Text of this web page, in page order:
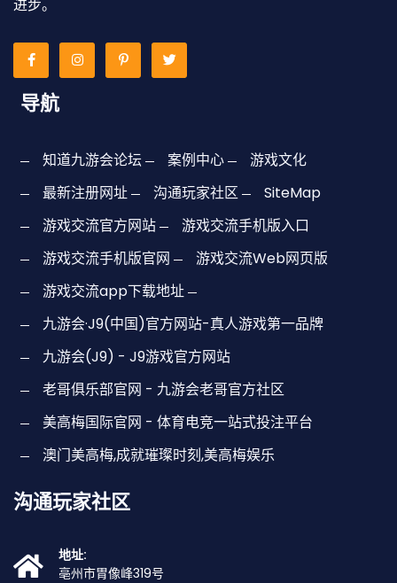
进步。
导航
知道九游会论坛 案例中心
游戏文化
最新注册网址
沟通玩家社区
SiteMap
游戏交流官方网站
游戏交流手机版入口
游戏交流手机版官网
游戏交流Web网页版
游戏交流app下载地址
九游会·J9(中国)官方网站-真人游戏第一品牌
九游会(J9) - J9游戏官方网站
老哥俱乐部官网 - 九游会老哥官方社区
美高梅国际官网 - 体育电竞一站式投注平台
澳门美高梅,成就璀璨时刻,美高梅娱乐
沟通玩家社区
地址:
亳州市胃像峰319号